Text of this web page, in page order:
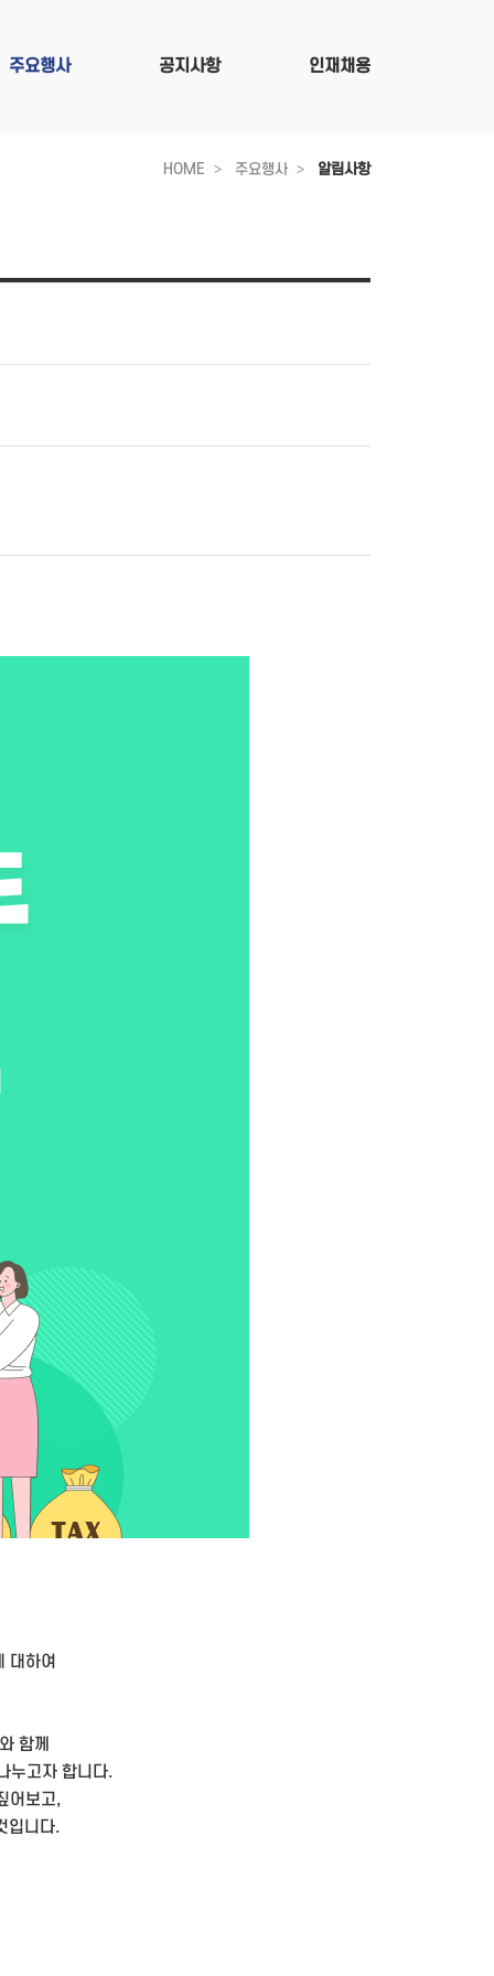
주요행사 공지사항 인재채용
HOME 주요행사 알림사항
대하여
함께
누고자 합니다.
어보고,
입니다.